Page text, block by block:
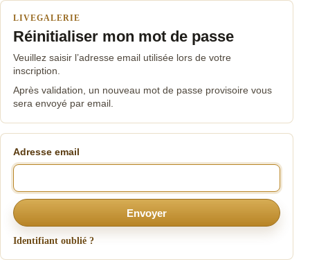
LIVEGALERIE
Réinitialiser mon mot de passe
Veuillez saisir l’adresse email utilisée lors de votre
inscription.
Après validation, un nouveau mot de passe provisoire vous
sera envoyé par email.
Adresse email
Envoyer
Identifiant oublié ?